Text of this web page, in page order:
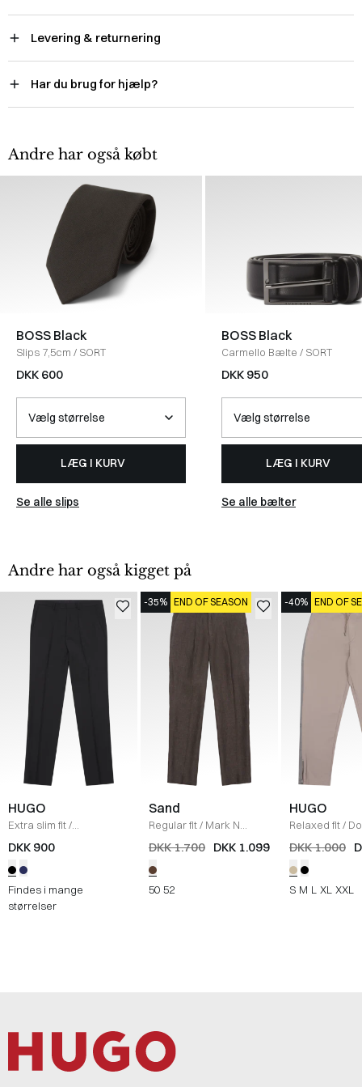
Levering & returnering
Har du brug for hjælp?
Andre har også købt
BOSS Black
Slips 7,5cm / SORT
DKK 600
LÆG I KURV
Se alle slips
BOSS Black
Carmello Bælte / SORT
DKK 950
LÆG I KURV
Se alle bælter
Andre har også kigget på
HUGO
Extra slim fit/
Hesten253X Bukser
DKK 900
Findes i mange
størrelser
-35% END OF SEASON
Sand
Regular fit/ Mark N
Bukser
BRUN
DKK 1.700 DKK 1.099
50 52
-40% END OF
HUGO
Relaxed fit/
Sweatpants
DKK 1.000
S M L XL XXL